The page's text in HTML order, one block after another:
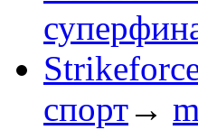
спорт→